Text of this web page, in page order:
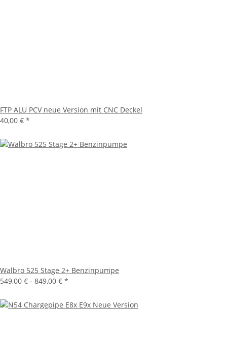
FTP ALU PCV neue Version mit CNC Deckel
40,00 € *
Walbro 525 Stage 2+ Benzinpumpe
549,00 € - 849,00 € *